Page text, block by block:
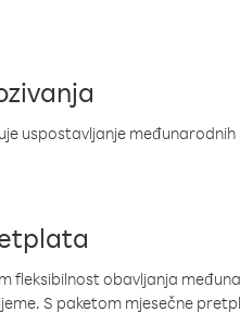
uspostavljanje
fleksibilnost obavljanja
S paketom mjesečne